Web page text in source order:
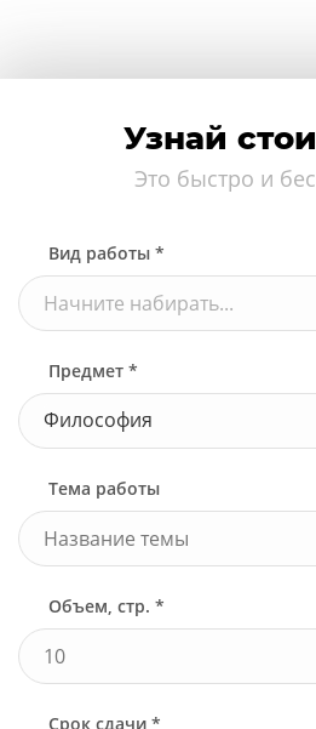
Узнай
Это быстро и
Вид работы *
Начните набирать...
Предмет *
Философия
Тема работы
Объем, стр. *
Срок сдачи *